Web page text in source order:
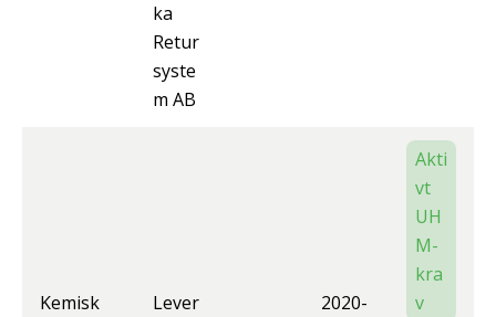
ka
Retur
syste
m AB
Kemisk
Lever
2020-
Akti
vt
UH
M-
kra
v